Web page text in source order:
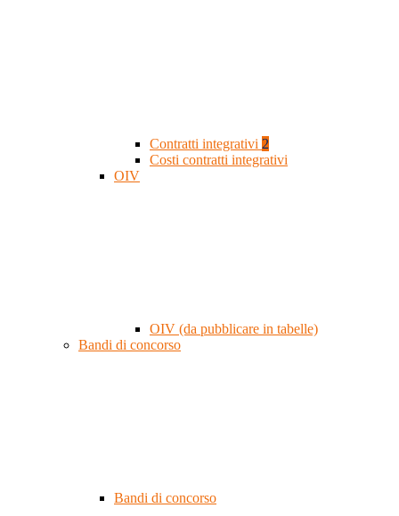
Contratti integrativi 2
Costi contratti integrativi
OIV
OIV (da pubblicare in tabelle)
Bandi di concorso
Bandi di concorso